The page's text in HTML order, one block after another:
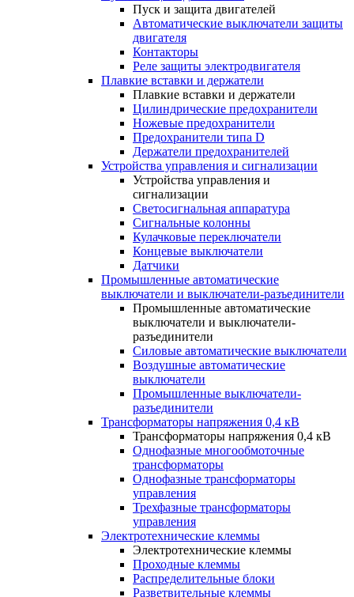
Пуск и защита двигателей
Автоматические выключатели защиты
двигателя
Контакторы
Реле защиты электродвигателя
Плавкие вставки и держатели
Плавкие вставки и держатели
Цилиндрические предохранители
Ножевые предохранители
Предохранители типа D
Держатели предохранителей
Устройства управления и сигнализации
Устройства управления и
сигнализации
Светосигнальная аппаратура
Сигнальные колонны
Кулачковые переключатели
Концевые выключатели
Датчики
Промышленные автоматические
выключатели и выключатели-разъединители
Промышленные автоматические
выключатели и выключатели-
разъединители
Силовые автоматические выключатели
Воздушные автоматические
выключатели
Промышленные выключатели-
разъединители
Трансформаторы напряжения 0,4 кВ
Трансформаторы напряжения 0,4 кВ
Однофазные многообмоточные
трансформаторы
Однофазные трансформаторы
управления
Трехфазные трансформаторы
управления
Электротехнические клеммы
Электротехнические клеммы
Проходные клеммы
Распределительные блоки
Разветвительные клеммы